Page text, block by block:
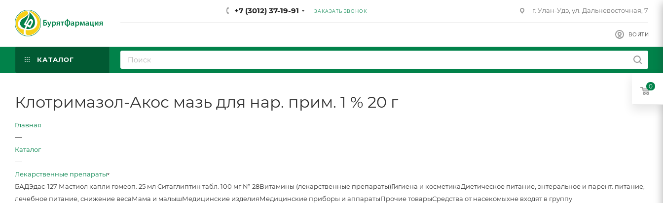
+7 (3012) 37-19-91 ЗАКАЗАТЬ ЗВОНОК г. Улан-Удэ, ул. Дальневосточная, 7
ВОЙТИ
КАТАЛОГ
Клотримазол-Акос мазь для нар. прим. 1 % 20 г
Главная
—
Каталог
—
Лекарственные препараты
БАДЭдас-127 Мастиол капли гомеоп. 25 мл Ситаглиптин табл. 100 мг № 28Витамины (лекарственные препараты)Гигиена и косметикаДиетическое питание, энтеральное и парент. питание,
лечебное питание, снижение весаМама и малышМедицинские изделияМедицинские приборы и аппаратыПрочие товарыСредства от насекомыхне входят в группу
0